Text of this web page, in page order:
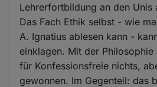
Lehrerfortbildung an den Unis
Das Fach Ethik selbst - wie
A. Ignatius ablesen kann -
einklagen. Mit der Philosophie
für Konfessionsfreie nichts,
gewonnen. Im Gegenteil: das